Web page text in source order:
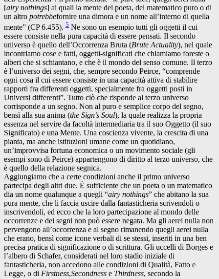
[airy nothings] ai quali la mente del poeta, del matematico puro o di
un altro potrebbefornire una dimora e un nome all’interno di quella
mente” (CP 6.455). 5 Ne sono un esempio tutti gli oggetti il cui
essere consiste nella pura capacità di essere pensati. Il secondo
universo è quello dell’Occorrenza Bruta (Brute Actuality), nel quale
incontriamo cose e fatti, oggetti-significati che chiamiamo foreste o
alberi che si schiantano, e che è il mondo del senso comune. Il terzo
è l’universo dei segni, che, sempre secondo Peirce, “comprende
ogni cosa il cui essere consiste in una capacità attiva di stabilire
rapporti fra differenti oggetti, specialmente fra oggetti posti in
Universi differenti”. Tutto ciò che risponde al terzo universo
corrisponde a un segno. Non al puro e semplice corpo del segno,
bensì alla sua anima (the Sign’s Soul), la quale realizza la propria
essenza nel servire da facoltà intermediaria tra il suo Oggetto (il suo
Significato) e una Mente. Una coscienza vivente, la crescita di una
pianta, ma anche istituzioni umane come un quotidiano,
un’improvvisa fortuna economica o un movimento sociale (gli
esempi sono di Peirce) appartengono di diritto al terzo universo, che
è quello della relazione segnica.
Aggiungiamo che a certe condizioni anche il primo universo
partecipa degli altri due. È sufficiente che un poeta o un matematico
dia un nome qualunque a quegli “airy nothings” che abitano la sua
pura mente, che li faccia uscire dalla fantasticheria scrivendoli o
inscrivendoli, ed ecco che la loro partecipazione al mondo delle
occorrenze e dei segni non può essere negata. Ma gli aerei nulla non
pervengono all’occorrenza e al segno rimanendo quegli aerei nulla
che erano, bensì come icone verbali di se stessi, inseriti in una ben
precisa pratica di significazione o di scrittura. Gli uccelli di Borges e
l’albero di Schafer, considerati nel loro stadio iniziale di
fantasticheria, non accedono alle condizioni di Qualità, Fatto e
Legge, o di Firstness,Secondness e Thirdness, secondo la